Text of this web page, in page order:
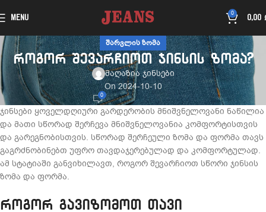
MENU
0
0,00
ᲨᲐᲠᲕᲚᲘᲡ ᲖᲝᲛᲐ
როგორ შევარჩიოთ ჯინსის ზომა?
მაღაზია ჯინსები
On 2024-10-10
0
ჯინსები ყოველდღიური გარდერობის მნიშვნელოვანი ნაწილია
და მათი სწორად შერჩევა მნიშვნელოვანია კომფორტისთვის
და გარეგნობისთვის. სწორად შერჩეული ზომა და ფორმა თავს
გაგრძნობინებთ უფრო თავდაჯერებულად და კომფორტულად.
ამ სტატიაში განვიხილავთ, როგორ შევარჩიოთ სწორი ჯინსის
ზომა და ფორმა.
როგორ გავიზომოთ თავი